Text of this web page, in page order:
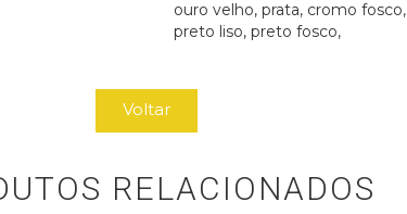
ouro velho, prata, cromo
preto liso, preto fosco,
Voltar
RELACIONADOS